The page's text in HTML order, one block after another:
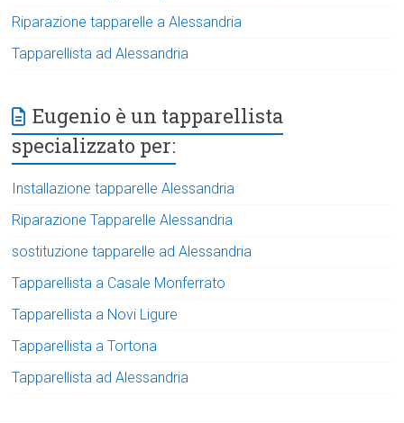
Riparazione tapparelle a Alessandria
Tapparellista ad Alessandria
Eugenio è un tapparellista
specializzato per:
Installazione tapparelle Alessandria
Riparazione Tapparelle Alessandria
sostituzione tapparelle ad Alessandria
Tapparellista a Casale Monferrato
Tapparellista a Novi Ligure
Tapparellista a Tortona
Tapparellista ad Alessandria